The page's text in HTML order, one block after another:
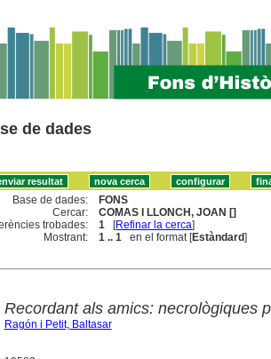
de dades
Base de dades:
FONS
Cercar:
COMAS I LLONCH, JOAN []
trobades:
1 [Refinar la cerca]
Mostrant:
1 .. 1 en el format [Estàndard]
Recordant als amics: necrològiques
Ragón i Petit, Baltasar